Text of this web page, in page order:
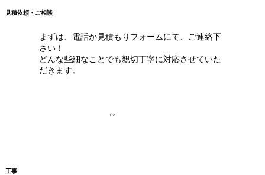
まずは、電話か見積もりフォームにて、ご連絡下
さい！
どんな些細なことでも親切丁寧に対応させていた
だきます。
見積依頼・ご相談
02
工事